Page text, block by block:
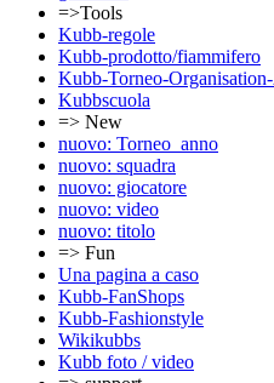
=>Tools
Kubb-regole
Kubb-prodotto/fiammifero
Kubb-Torneo-
Kubbscuola
=> New
nuovo: Torneo_anno
nuovo: squadra
nuovo: giocatore
nuovo: video
nuovo: titolo
=> Fun
Una pagina a caso
Kubb-FanShops
Kubb-Fashionstyle
Wikikubbs
Kubb foto / video